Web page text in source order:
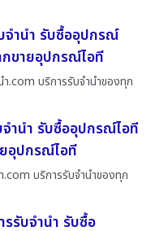
จำนำ รับซื้ออุปกรณ์
กขายอุปกรณ์ไอที
.com บริการรับจำนำของทุก
ำนำ รับซื้ออุปกรณ์ไอที
อุปกรณ์ไอที
.com บริการรับจำนำของทุก
รับจำนำ รับซื้อ